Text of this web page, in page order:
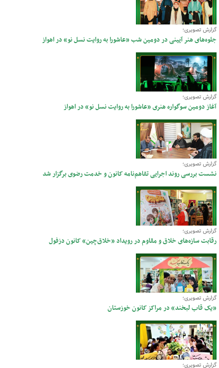
گزارش تصویری؛
جلوه‌های هنر آیینی در دومین شب «عاشورا به روایت نسل نو» در اهواز
گزارش تصویری؛
آغاز دومین سوگواره هنری «عاشورا به روایت نسل نو» در اهواز
گزارش تصویری؛
نشست بررسی روند اجرایی تفاهم‌نامه کانون و خدمت رضوی برگزار شد
گزارش تصویری؛
رقابت سازه‌های خلاق و مقاوم در رویداد «خلاق‌چین» کانون دزفول
گزارش تصویری؛
«یک قاب لبخند» در مراکز کانون خوزستان
گزارش تصویری؛